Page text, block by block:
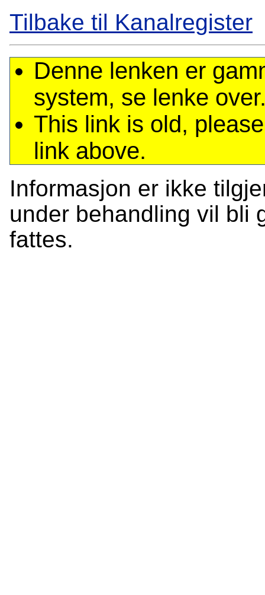
Tilbake til Kanalregister
Denne lenken er
system, se lenke
This link is old,
link above.
Informasjon er ikke
under behandling vil bli
fattes.